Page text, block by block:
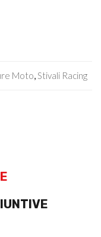
Moto,Stivali Racing